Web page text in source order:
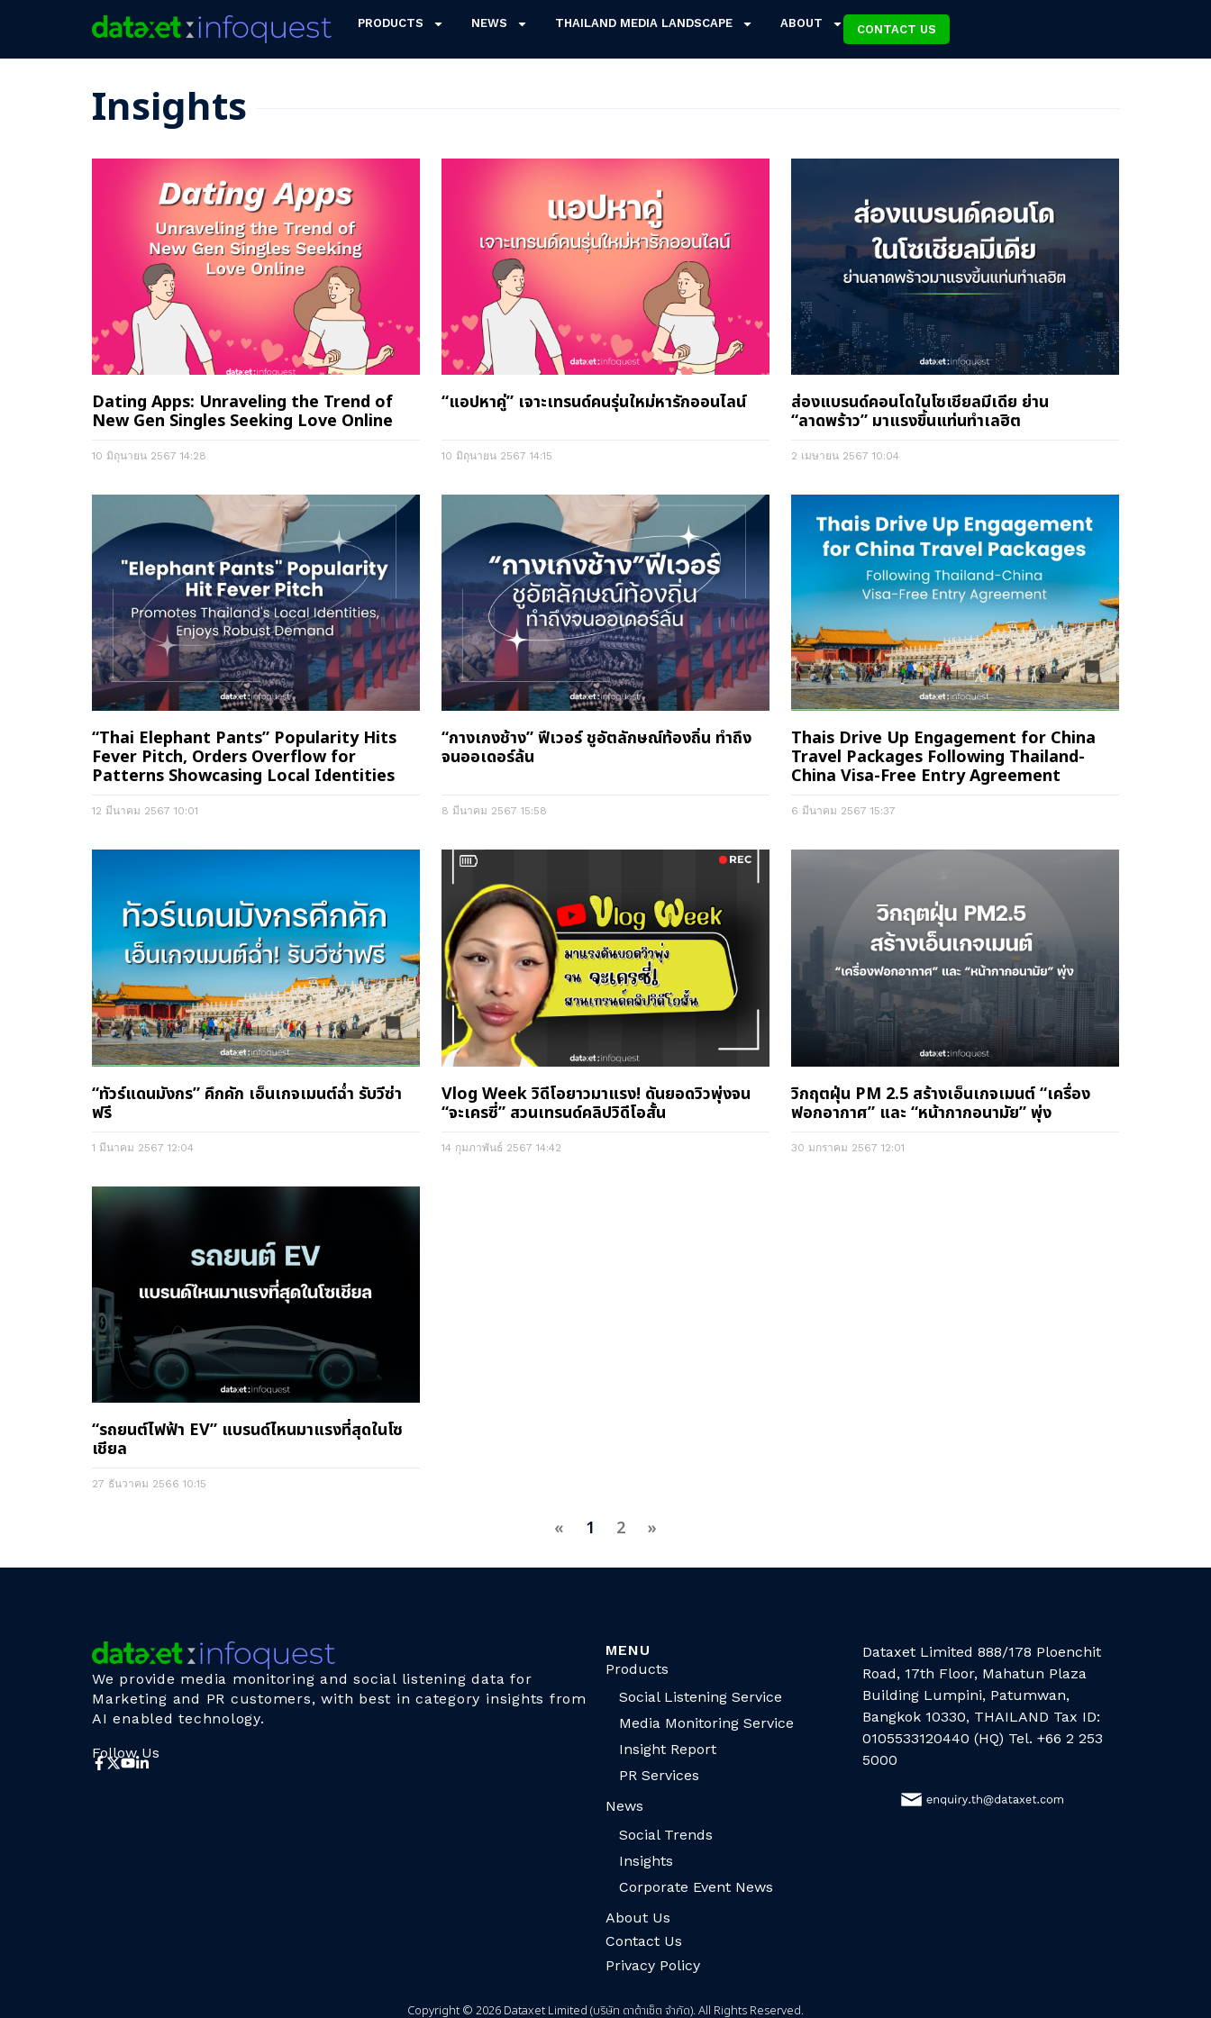
PRODUCTS NEWS THAILAND MEDIA LANDSCAPE ABOUT CONTACT US
Insights
Dating Apps: Unraveling the Trend of
New Gen Singles Seeking Love Online
10 มิถุนายน 2567 14:28
“แอปหาคู่” เจาะเทรนด์คนรุ่นใหม่หารักออนไลน์
10 มิถุนายน 2567 14:15
ส่องแบรนด์คอนโดในโซเชียลมีเดีย ย่าน
“ลาดพร้าว” มาแรงขึ้นแท่นทำเลฮิต
2 เมษายน 2567 10:04
“Thai Elephant Pants” Popularity Hits
Fever Pitch, Orders Overflow for
Patterns Showcasing Local Identities
12 มีนาคม 2567 10:01
“กางเกงช้าง” ฟีเวอร์ ชูอัตลักษณ์ท้องถิ่น ทำถึง
จนออเดอร์ล้น
8 มีนาคม 2567 15:58
Thais Drive Up Engagement for China
Travel Packages Following Thailand-
China Visa-Free Entry Agreement
6 มีนาคม 2567 15:37
“ทัวร์แดนมังกร” คึกคัก เอ็นเกจเมนต์ฉ่ำ รับวีซ่า
ฟรี
1 มีนาคม 2567 12:04
Vlog Week วิดีโอยาวมาแรง! ดันยอดวิวพุ่งจน
“จะเครซี่” สวนเทรนด์คลิปวิดีโอสั้น
14 กุมภาพันธ์ 2567 14:42
วิกฤตฝุ่น PM 2.5 สร้างเอ็นเกจเมนต์ “เครื่อง
ฟอกอากาศ” และ “หน้ากากอนามัย” พุ่ง
30 มกราคม 2567 12:01
“รถยนต์ไฟฟ้า EV” แบรนด์ไหนมาแรงที่สุดในโซ
เชียล
27 ธันวาคม 2566 10:15
« 1 2 »
We provide media monitoring and social listening data for
Marketing and PR customers, with best in category insights from
AI enabled technology.
Follow Us
MENU
Products
Social Listening Service
Media Monitoring Service
Insight Report
PR Services
News
Social Trends
Insights
Corporate Event News
About Us
Contact Us
Privacy Policy
Dataxet Limited 888/178 Ploenchit
Road, 17th Floor, Mahatun Plaza
Building Lumpini, Patumwan,
Bangkok 10330, THAILAND Tax ID:
0105533120440 (HQ) Tel. +66 2 253
5000
Copyright © 2026 Dataxet Limited (บริษัท ดาต้าเซ็ต จำกัด). All Rights Reserved.